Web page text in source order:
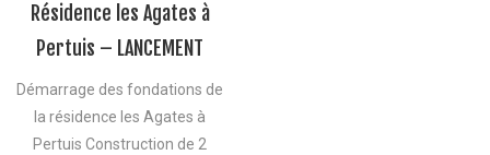
Résidence les Agates à
Pertuis – LANCEMENT
Démarrage des fondations de
la résidence les Agates à
Pertuis Construction de 2